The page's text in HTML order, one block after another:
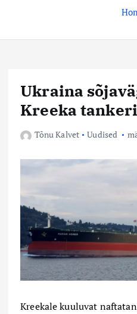
Ukraina
Kreeka
Tõnu Kalvet Uudised
Kreekale kuuluvat